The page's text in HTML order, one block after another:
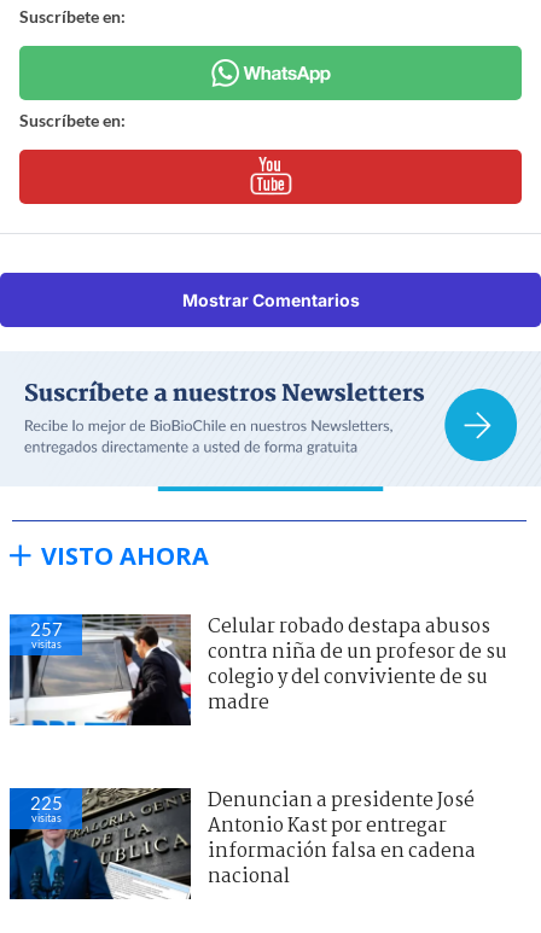
Suscríbete en:
Suscríbete en:
Mostrar Comentarios
VISTO AHORA
257
visitas
Celular robado destapa abusos
contra niña de un profesor de su
colegio y del conviviente de su
madre
225
visitas
Denuncian a presidente José
Antonio Kast por entregar
información falsa en cadena
nacional